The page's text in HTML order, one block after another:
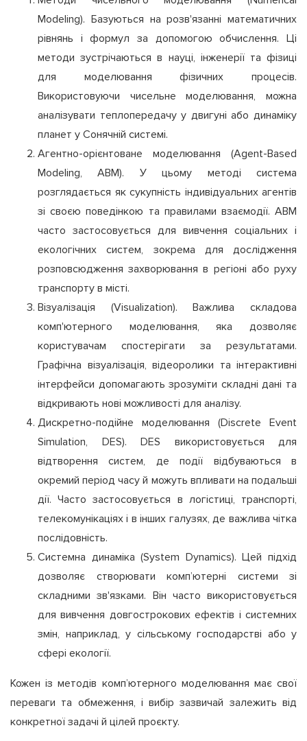
Modeling). Базуються на розв'язанні математичних
рівнянь і формул за допомогою обчислення. Ці
методи зустрічаються в науці, інженерії та фізиці
для моделювання фізичних процесів.
Використовуючи чисельне моделювання, можна
аналізувати теплопередачу у двигуні або динаміку
планет у Сонячній системі.
Агентно-орієнтоване моделювання (Agent-Based
Modeling, ABM). У цьому методі система
розглядається як сукупність індивідуальних агентів
зі своєю поведінкою та правилами взаємодії. ABM
часто застосовується для вивчення соціальних і
екологічних систем, зокрема для дослідження
розповсюдження захворювання в регіоні або руху
транспорту в місті.
Візуалізація (Visualization). Важлива складова
комп'ютерного моделювання, яка дозволяє
користувачам спостерігати за результатами.
Графічна візуалізація, відеоролики та інтерактивні
інтерфейси допомагають зрозуміти складні дані та
відкривають нові можливості для аналізу.
Дискретно-подійне моделювання (Discrete Event
Simulation, DES). DES використовується для
відтворення систем, де події відбуваються в
окремий період часу й можуть впливати на подальші
дії. Часто застосовується в логістиці, транспорті,
телекомунікаціях і в інших галузях, де важлива чітка
послідовність.
Системна динаміка (System Dynamics). Цей підхід
дозволяє створювати комп’ютерні системи зі
складними зв'язками. Він часто використовується
для вивчення довгострокових ефектів і системних
змін, наприклад, у сільському господарстві або у
сфері екології.
Кожен із методів комп’ютерного моделювання має свої
переваги та обмеження, і вибір зазвичай залежить від
конкретної задачі й цілей проєкту.